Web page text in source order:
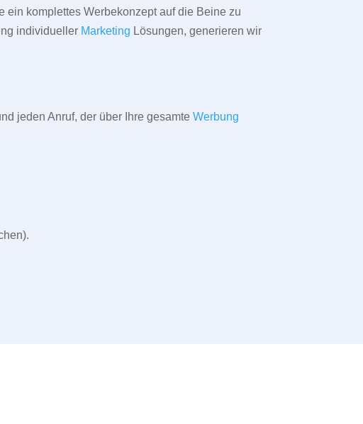
ein komplettes Werbekonzept auf die Beine zu
individueller Marketing Lösungen, generieren wir
jeden Anruf, der über Ihre gesamteWerbung